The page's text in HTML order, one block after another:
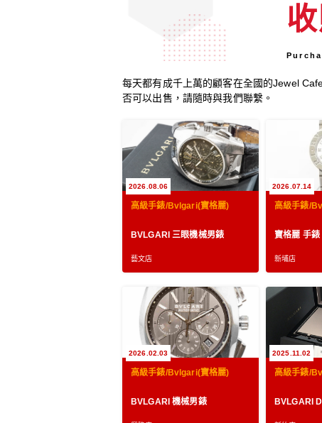
每天都有成千上萬的顧客在全國的Jewel
否可以出售，請隨時與我們聯繫。
2026.08.06
高級手錶/Bvlgari(寶格麗)
BVLGARI 三眼機械男錶
藝文店
2026.07.14
高級手錶/
寶格麗 手錶
新埔店
2026.02.03
高級手錶/Bvlgari(寶格麗)
BVLGARI 機械男錶
2025.11.02
高級手錶/